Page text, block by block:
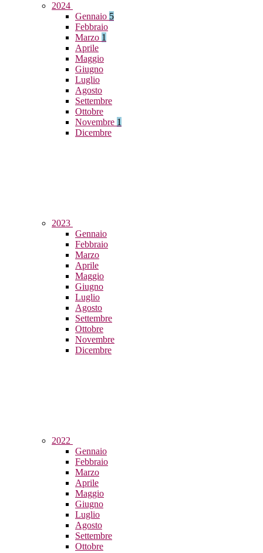
2024
Gennaio 5
Febbraio
Marzo 1
Aprile
Maggio
Giugno
Luglio
Agosto
Settembre
Ottobre
Novembre 1
Dicembre
2023
Gennaio
Febbraio
Marzo
Aprile
Maggio
Giugno
Luglio
Agosto
Settembre
Ottobre
Novembre
Dicembre
2022
Gennaio
Febbraio
Marzo
Aprile
Maggio
Giugno
Luglio
Agosto
Settembre
Ottobre